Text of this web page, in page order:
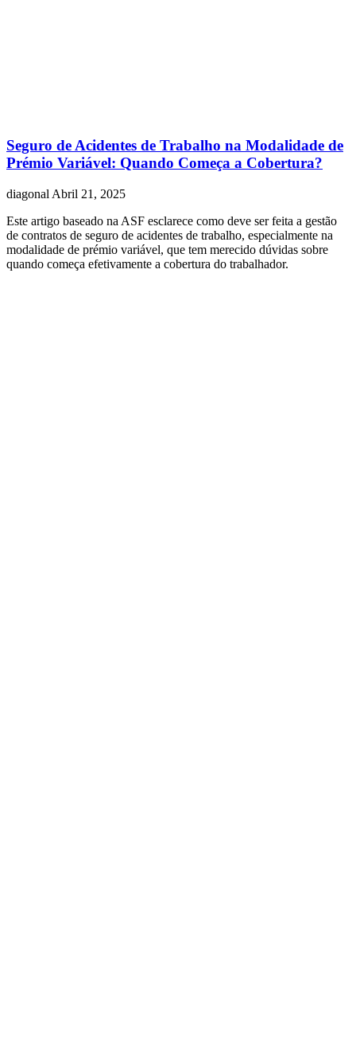
Seguro de Acidentes de Trabalho na Modalidade de
Prémio Variável: Quando Começa a Cobertura?
diagonal Abril 21, 2025
Este artigo baseado na ASF esclarece como deve ser feita a gestão
de contratos de seguro de acidentes de trabalho, especialmente na
modalidade de prémio variável, que tem merecido dúvidas sobre
quando começa efetivamente a cobertura do trabalhador.